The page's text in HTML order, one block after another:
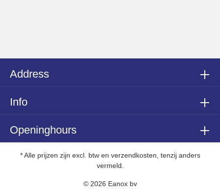
Address
Info
Openinghours
© 2026 Eanox bv
* Alle prijzen zijn excl. btw en verzendkosten, tenzij anders
vermeld.